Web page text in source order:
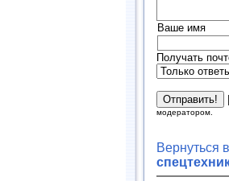
Ваше имя
Получать
модератором.
Вернуться